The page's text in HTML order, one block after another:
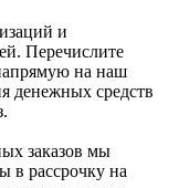
и
Перечислите
на наш
денежных средств
заказов мы
в рассрочку на